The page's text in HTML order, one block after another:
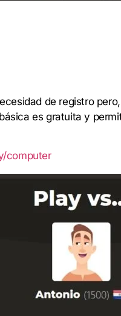
de registro
es gratuita y
computer